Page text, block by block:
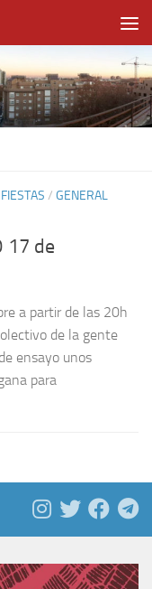
/ GENERAL
17 de
a partir de las 20h
de la gente
ensayo unos
para